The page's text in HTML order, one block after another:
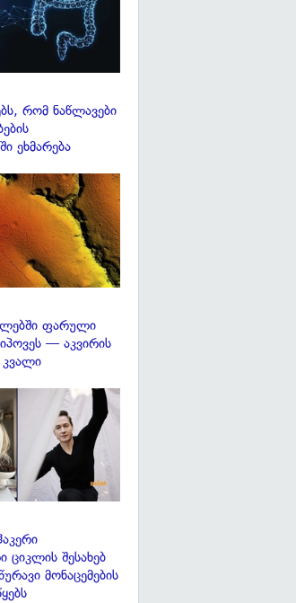
რომ ნაწლავები
ეხმარება
ფარული
— აკვირის
კვალი
ციკლის შესახებ
მონაცემების